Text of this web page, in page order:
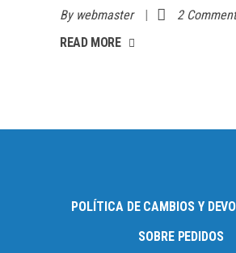
By webmaster 2
READ MORE
POLÍTICA DE CAMBIOS Y
SOBRE PEDIDOS